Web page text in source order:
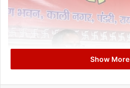
Show More